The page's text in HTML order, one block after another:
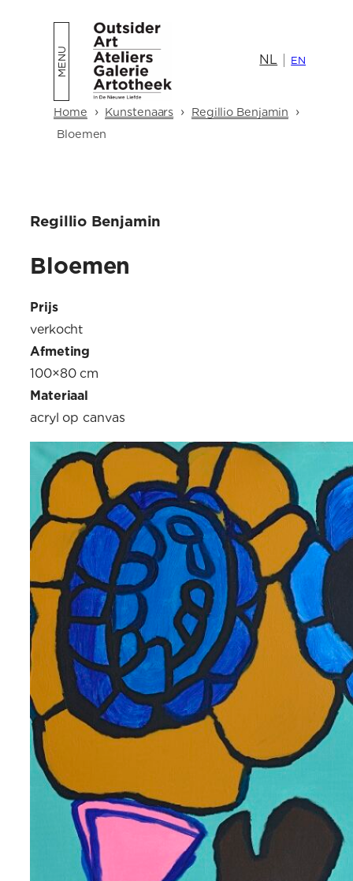
Home › Kunstenaars › Regillio Benjamin ›
Bloemen
NL EN
Regillio Benjamin
Bloemen
Prijs
verkocht
Afmeting
100×80 cm
Materiaal
acryl op canvas